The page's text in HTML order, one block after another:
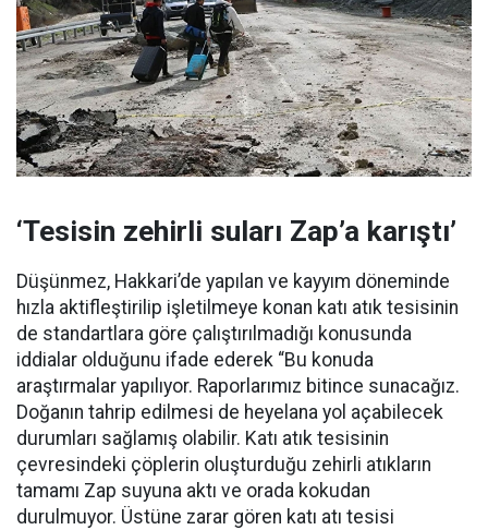
‘Tesisin zehirli suları Zap’a karıştı’
Düşünmez, Hakkari’de yapılan ve kayyım döneminde
hızla aktifleştirilip işletilmeye konan katı atık tesisinin
de standartlara göre çalıştırılmadığı konusunda
iddialar olduğunu ifade ederek “Bu konuda
araştırmalar yapılıyor. Raporlarımız bitince sunacağız.
Doğanın tahrip edilmesi de heyelana yol açabilecek
durumları sağlamış olabilir. Katı atık tesisinin
çevresindeki çöplerin oluşturduğu zehirli atıkların
tamamı Zap suyuna aktı ve orada kokudan
durulmuyor. Üstüne zarar gören katı atı tesisi